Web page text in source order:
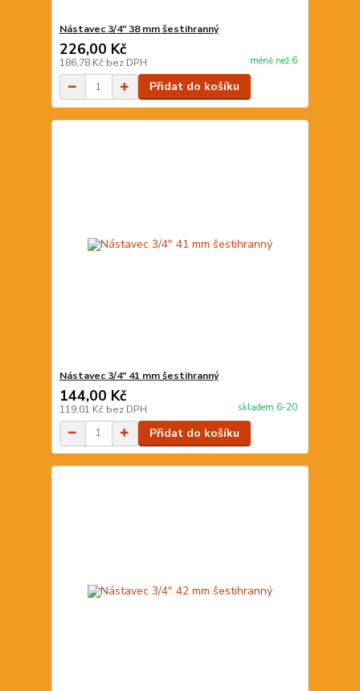
Nástavec 3/4" 38 mm šestihranný
226,00 Kč
186,78 Kč bez DPH méně než 6
Přidat do košíku
Nástavec 3/4" 41 mm šestihranný
144,00 Kč
119,01 Kč bez DPH skladem 6-20
Přidat do košíku